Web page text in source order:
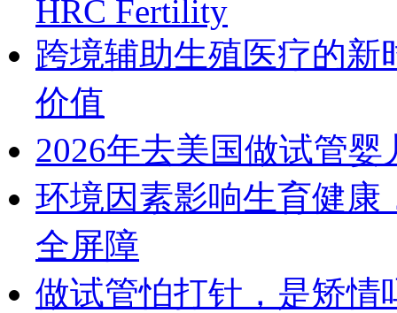
HRC Fertility
跨境辅助生殖医疗的
价值
2026年去美国做试管
环境因素影响生育健康
全屏障
做试管怕打针，是矫情